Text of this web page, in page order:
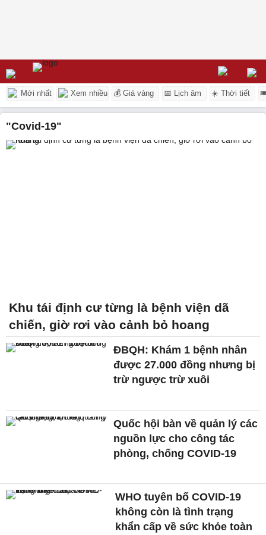
Mới nhất Xem nhiều 💰 Giá vàng 📅 Lịch âm ☀️ Thời tiết
"Covid-19"
Khu tái định cư từng là bệnh viện dã
chiến, giờ rơi vào cảnh bỏ hoang
ĐBQH: Khám 1 bệnh nhân
được 27.000 đồng nhưng bị
trừ ngược trừ xuôi
Quốc hội bàn về quản lý các
nguồn lực cho công tác
phòng, chống COVID-19
WHO tuyên bố COVID-19
không còn là tình trạng
khẩn cấp về sức khỏe toàn